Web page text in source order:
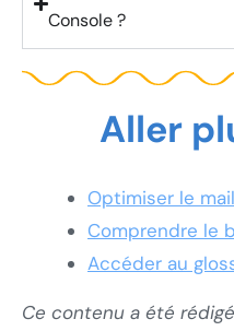
Console ?
Aller
Optimiser le
Comprendre le
Accéder au
Ce contenu a été